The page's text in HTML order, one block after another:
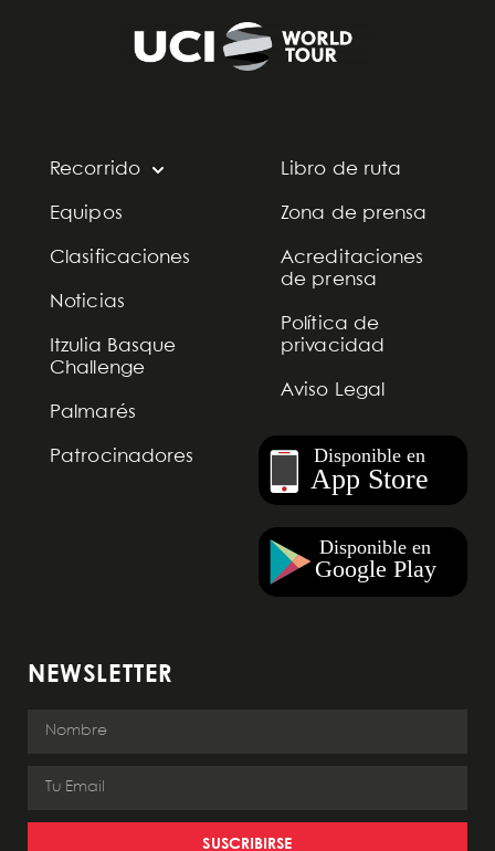
Recorrido
Equipos
Clasificaciones
Noticias
Itzulia Basque
Challenge
Palmarés
Patrocinadores
Libro de ruta
Zona de prensa
Acreditaciones
de prensa
Política de
privacidad
Aviso Legal
NEWSLETTER
SUSCRIBIRSE